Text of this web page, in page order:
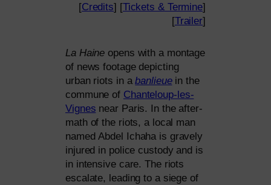
[Credits] [Tickets &Termine]
[Trailer]
La Haine opens with a mon­ta­ge
of news foo­ta­ge depic­ting
urban riots in aban­lieuein the
com­mu­ne of Chanteloup-les-
Vignes near Paris. In the after­
math of the riots, a local man
named Abdel Ichaha is gra­ve­ly
inju­red in poli­ce cus­t­ody and is
in inten­si­ve care. The riots
esca­la­te, lea­ding to a sie­ge of